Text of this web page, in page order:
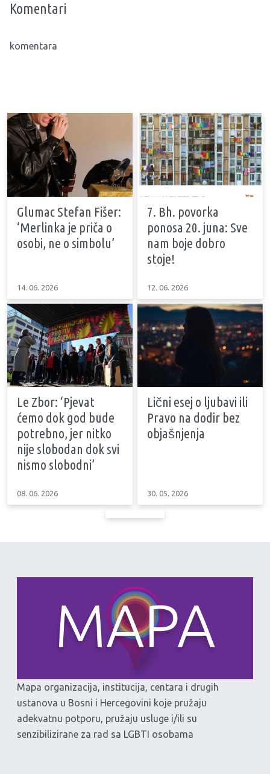
Komentari
komentara
Glumac Stefan Fišer:
‘Merlinka je priča o
osobi, ne o simbolu’
14. 06. 2026
7. Bh. povorka
ponosa 20. juna: Sve
nam boje dobro
stoje!
12. 06. 2026
Le Zbor: ‘Pjevat
ćemo dok god bude
potrebno, jer nitko
nije slobodan dok svi
nismo slobodni’
08. 06. 2026
Lični esej o ljubavi ili
Pravo na dodir bez
objašnjenja
30. 05. 2026
Mapa organizacija, institucija, centara i drugih
ustanova u Bosni i Hercegovini koje pružaju
adekvatnu potporu, pružaju usluge i/ili su
senzibilizirane za rad sa LGBTI osobama